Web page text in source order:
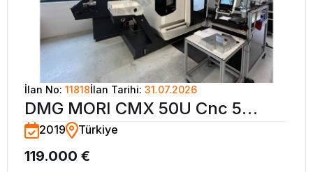
İlan No: 11818İlan Tarihi: 31.07.2026
DMG MORI CMX 50U Cnc 5
Eksen CNC İşleme Merkezi-2019
2019 Türkiye
119.000 €